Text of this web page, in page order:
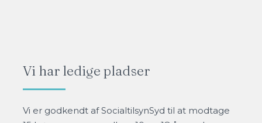
Vi har ledige pladser​
​​Vi er godkendt af SocialtilsynSyd til at modtage